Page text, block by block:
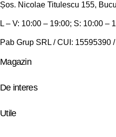
Șos. Nicolae Titulescu 155,
L – V: 10:00 – 19:00; S: 10:00 –
Pab Grup SRL / CUI: 15595390
Magazin
De interes
Utile